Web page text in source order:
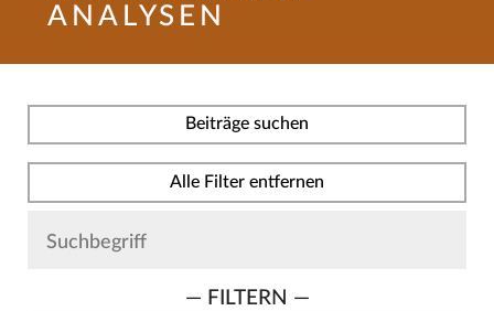
ANALYSEN
Beiträge suchen
Alle Filter entfernen
— FILTERN —